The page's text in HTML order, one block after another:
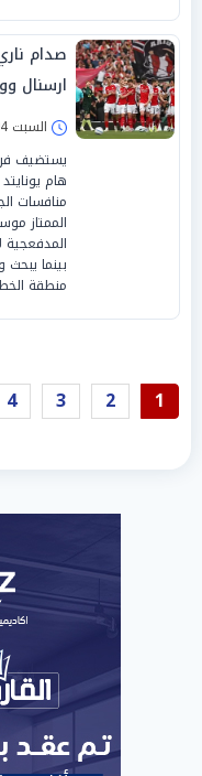
صدام
ارسنال
السبت 04/أكتوبر/2025 - 02:28 م
يستضيف
هام
منافسات
المدفعجية
بينما
منطقة
1
2
3
4